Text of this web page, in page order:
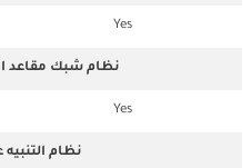
Yes
نظام شبك مقاعد
Yes
نظام التنبيه